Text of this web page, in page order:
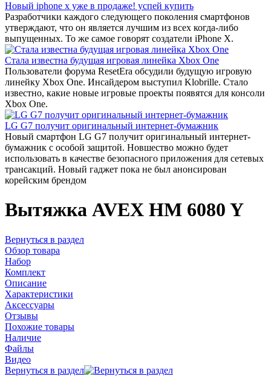
Новый iphone x уже в продаже! успей купить
Разработчики каждого следующего поколения смартфонов
утверждают, что он является лучшим из всех когда-либо
выпущенных. То же самое говорят создатели iPhone X.
Стала известна будущая игровая линейка Xbox One
Пользователи форума ResetEra обсудили будущую игровую
линейку Xbox One. Инсайдером выступил Klobrille. Стало
известно, какие новые игровые проекты появятся для консоли
Xbox One.
LG G7 получит оригинальный интернет-бумажник
Новый смартфон LG G7 получит оригинальный интернет-
бумажник с особой защитой. Новшество можно будет
использовать в качестве безопасного приложения для сетевых
трансакций. Новый гаджет пока не был анонсирован
корейским брендом
Вытяжка AVEX HM 6080 Y
Вернуться в раздел
Обзор товара
Набор
Комплект
Описание
Характеристики
Аксессуары
Отзывы
Похожие товары
Наличие
Файлы
Видео
Вернуться в раздел